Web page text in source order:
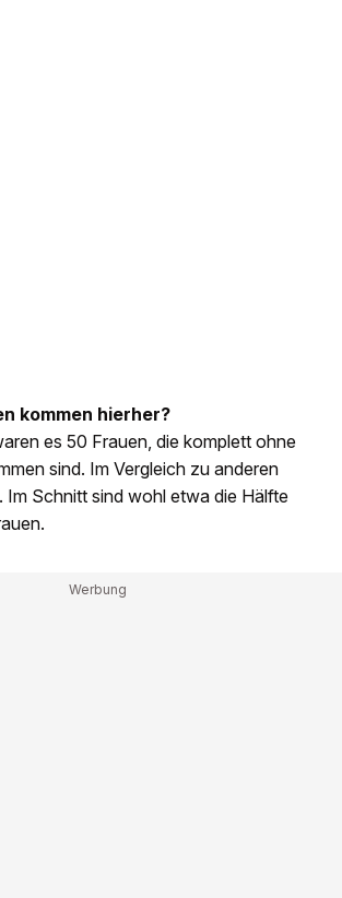
kommen hierher?
es 50 Frauen, die komplett ohne
sind. Im Vergleich zu anderen
Im Schnitt sind wohl etwa die Hälfte